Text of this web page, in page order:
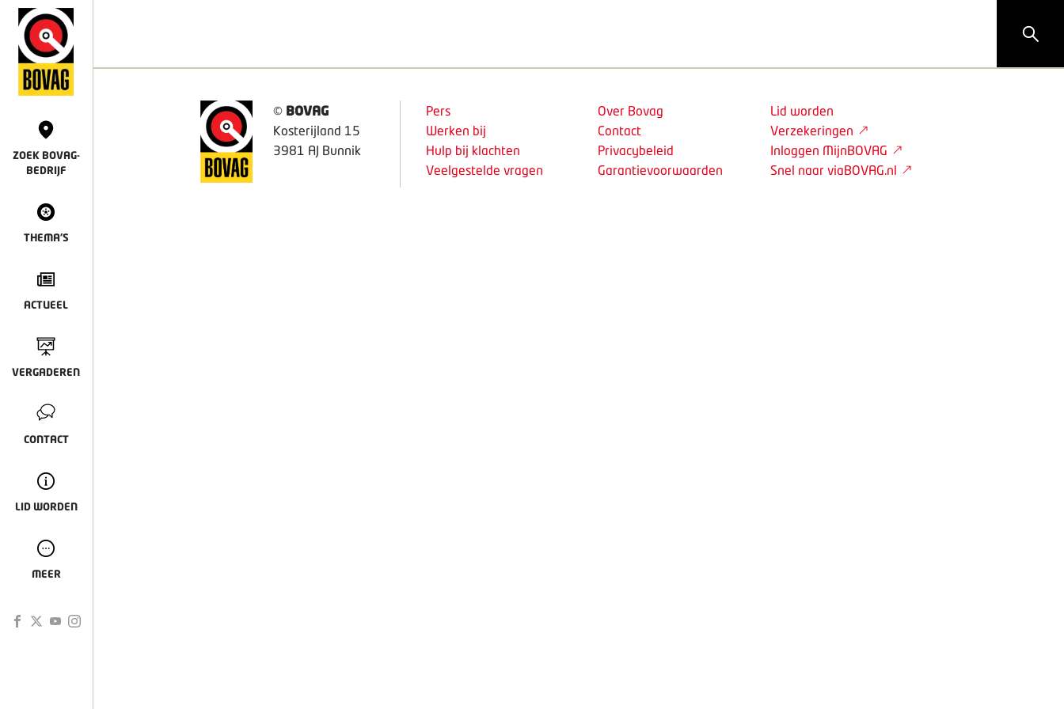
ZOEK BOVAG-
BEDRIJF
THEMA'S
ACTUEEL
VERGADEREN
CONTACT
LID WORDEN
MEER
© BOVAG
Kosterijland 15
3981 AJ Bunnik
Pers
Werken bij
Hulp bij klachten
Veelgestelde vragen
Over Bovag
Contact
Privacybeleid
Garantievoorwaarden
Lid worden
Verzekeringen
Inloggen MijnBOVAG
Snel naar viaBOVAG.nl